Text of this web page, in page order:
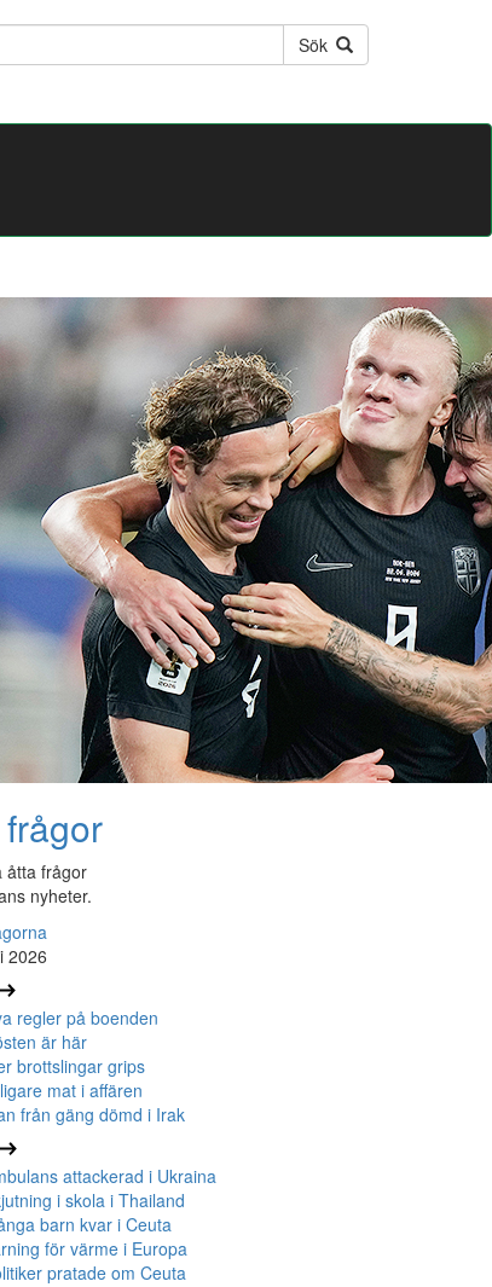
Sök
åtta frågor
nyheter.
2026
regler på boenden
är här
brottslingar grips
mat i affären
från gäng dömd i Irak
attackerad i Ukraina
i skola i Thailand
barn kvar i Ceuta
för värme i Europa
pratade om Ceuta